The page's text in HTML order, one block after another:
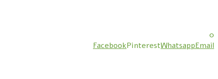
0
FacebookPinterestWhatsappEmail